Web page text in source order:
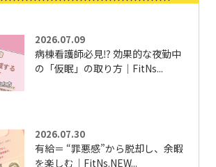
2026.07.09
病棟看護師必見⁉ 効果的な夜勤中
の「仮眠」の取り方｜FitNs...
2026.07.30
有給＝ “罪悪感”から脱却し、余暇
を楽しむ｜FitNs.NEW...